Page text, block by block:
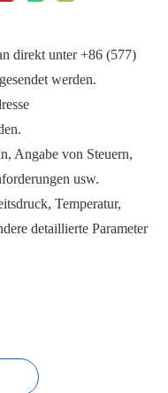
direkt unter +86 (577)
werden.
Angabe von Steuern,
usw.
Temperatur,
detaillierte Parameter